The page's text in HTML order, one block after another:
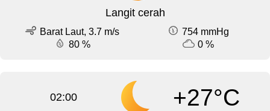
Langit cerah
Barat Laut, 3.7 m/s
754 mmHg
80 %
0 %
02:00 +27°C